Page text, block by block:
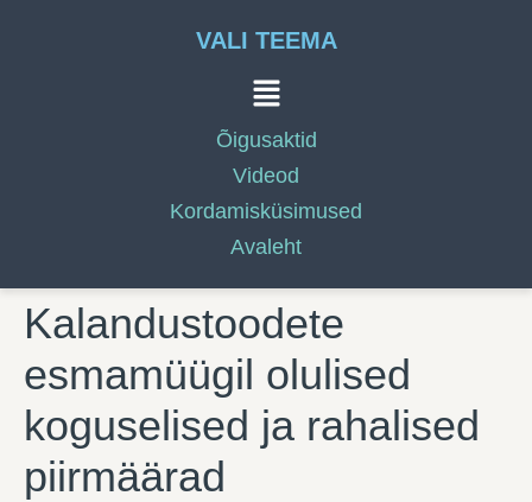
VALI TEEMA
Õigusaktid
Videod
Kordamisküsimused
Avaleht
Kalandustoodete
esmamüügil olulised
koguselised ja rahalised
piirmäärad